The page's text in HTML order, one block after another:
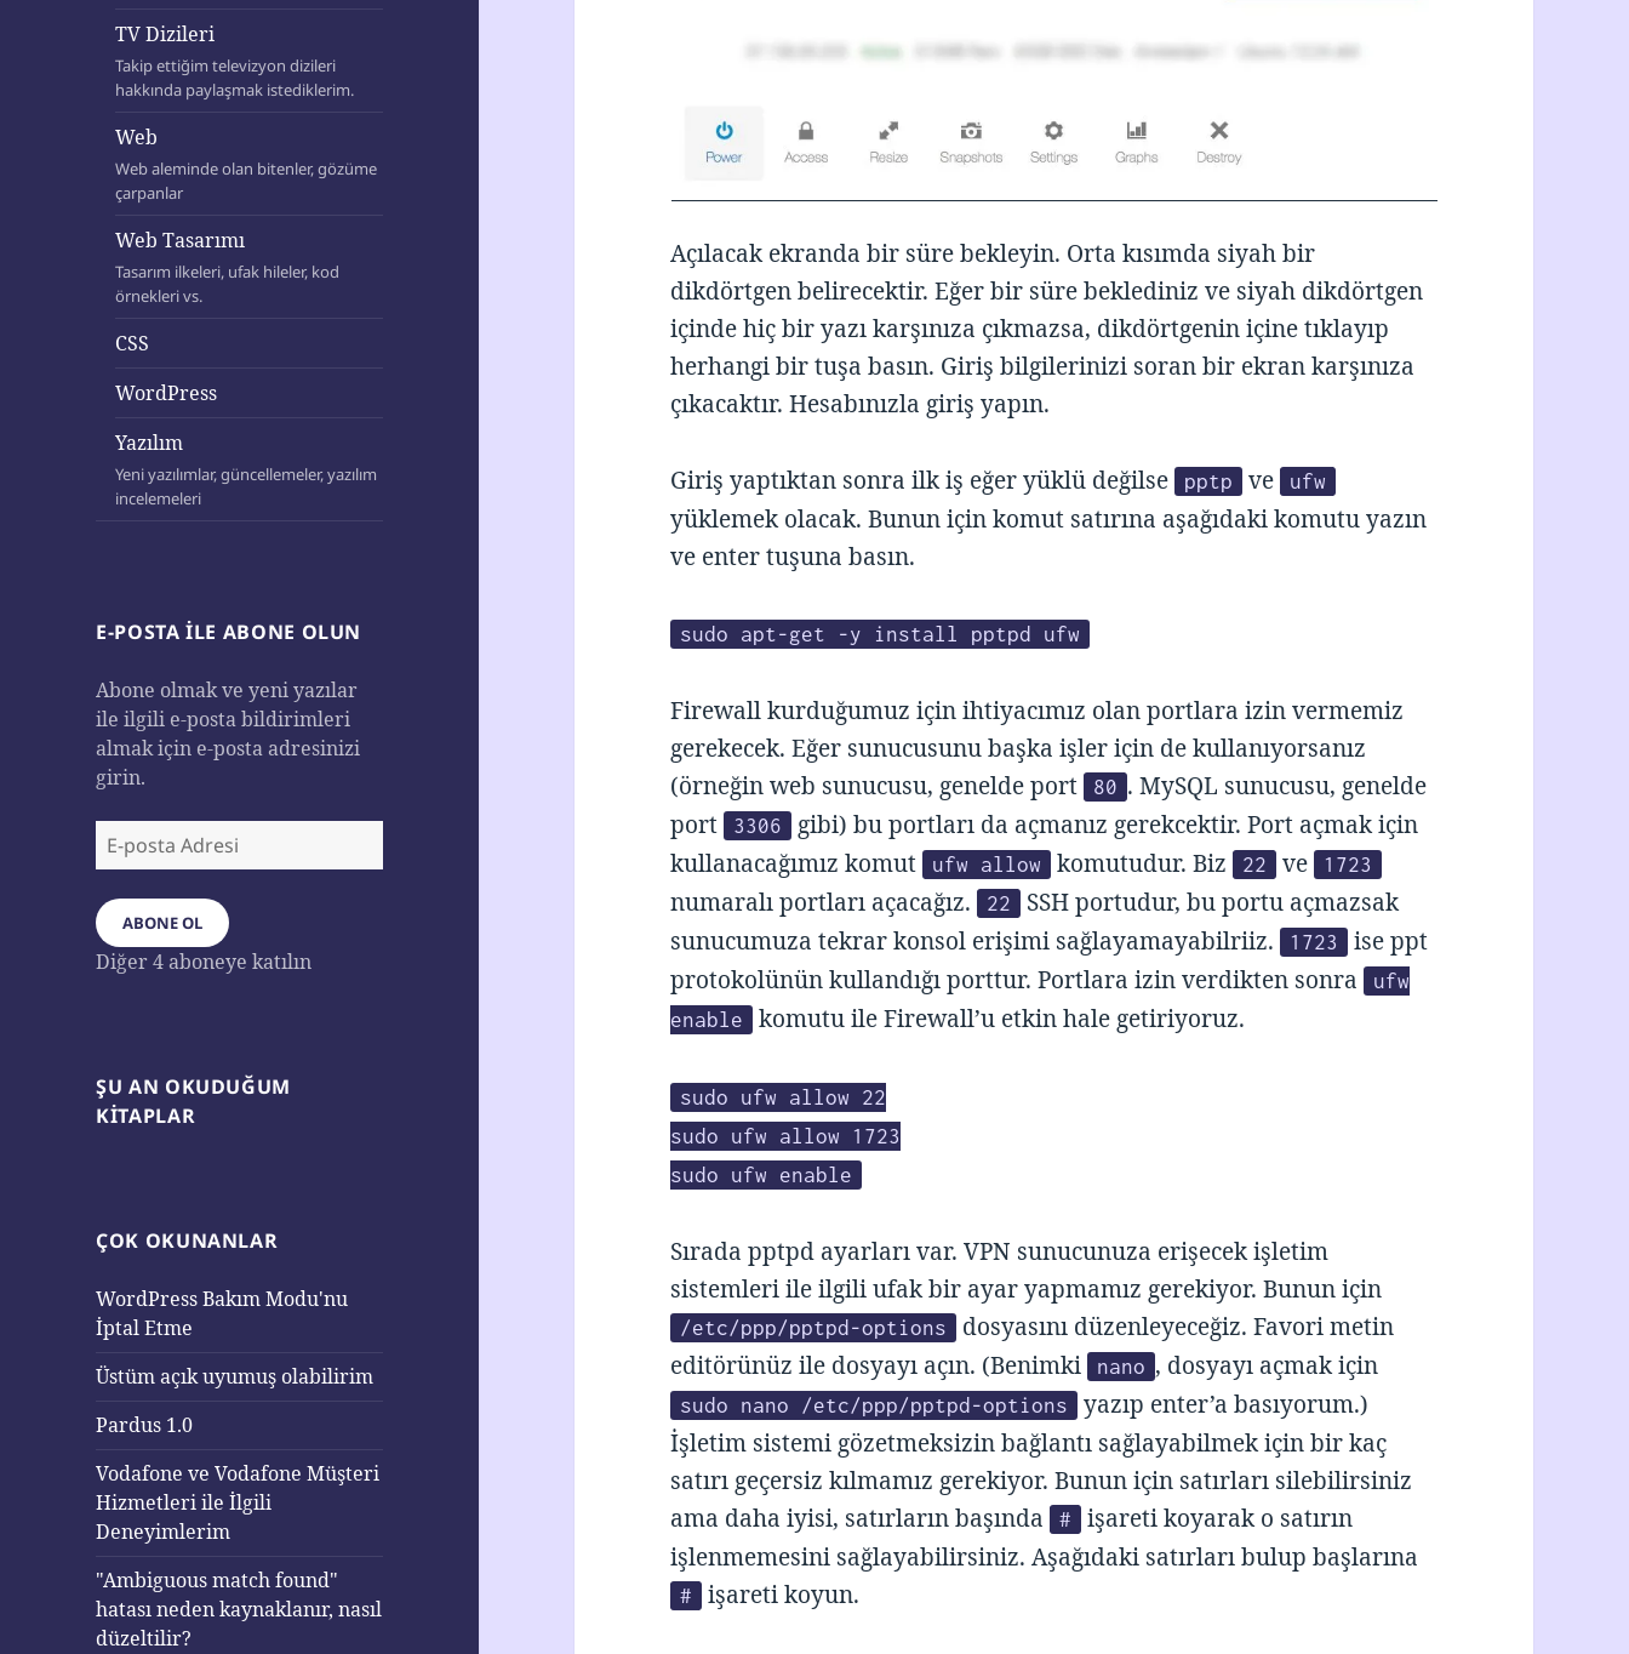
TV Dizileri
Takip ettiğim televizyon dizileri
hakkında paylaşmak istediklerim.
Web
Web aleminde olan bitenler, gözüme
çarpanlar
Web Tasarımı
Tasarım ilkeleri, ufak hileler, kod
örnekleri vs.
CSS
WordPress
Yazılım
Yeni yazılımlar, güncellemeler, yazılım
incelemeleri
E-POSTA ILE ABONE OLUN
Abone olmak ve yeni yazılar
ile ilgili e-posta bildirimleri
almak için e-posta adresinizi
girin.
E-
posta
Adresi
ABONE OL
Diğer 4 aboneye katılın
ŞU AN OKUDUĞUM
KITAPLAR
ÇOK OKUNANLAR
WordPress Bakım Modu'nu
İptal Etme
Üstüm açık uyumuş olabilirim
Pardus 1.0
Vodafone ve Vodafone Müşteri
Hizmetleri ile İlgili
Deneyimlerim
"Ambiguous match found"
hatası neden kaynaklanır, nasıl
düzeltilir?
Açılacak ekranda bir süre bekleyin. Orta kısımda siyah bir
dikdörtgen belirecektir. Eğer bir süre beklediniz ve siyah dikdörtgen
içinde hiç bir yazı karşınıza çıkmazsa, dikdörtgenin içine tıklayıp
herhangi bir tuşa basın. Giriş bilgilerinizi soran bir ekran karşınıza
çıkacaktır. Hesabınızla giriş yapın.
Giriş yaptıktan sonra ilk iş eğer yüklü değilse pptp ve ufw
yüklemek olacak. Bunun için komut satırına aşağıdaki komutu yazın
ve enter tuşuna basın.
sudo apt-get -y install pptpd ufw
Firewall kurduğumuz için ihtiyacımız olan portlara izin vermemiz
gerekecek. Eğer sunucusunu başka işler için de kullanıyorsanız
(örneğin web sunucusu, genelde port 80 . MySQL sunucusu, genelde
port 3306
gibi) bu portları da açmanız gerekcektir. Port açmak için
kullanacağımız komut ufw allow komutudur. Biz 22 ve 1723
numaralı portları açacağız. 22
SSH portudur, bu portu açmazsak
sunucumuza tekrar konsol erişimi sağlayamayabilriiz. 1723
ise ppt
protokolünün kullandığı porttur. Portlara izin verdikten sonra ufw
enable
komutu ile Firewall’u etkin hale getiriyoruz.
sudo ufw allow 22
sudo ufw allow 1723
sudo ufw enable
Sırada pptpd ayarları var. VPN sunucunuza erişecek işletim
sistemleri ile ilgili ufak bir ayar yapmamız gerekiyor. Bunun için
/etc/ppp/pptpd-options
dosyasını düzenleyeceğiz. Favori metin
editörünüz ile dosyayı açın. (Benimki nano , dosyayı açmak için
sudo nano /etc/ppp/pptpd-options
yazıp enter’a basıyorum.)
İşletim sistemi gözetmeksizin bağlantı sağlayabilmek için bir kaç
satırı geçersiz kılmamız gerekiyor. Bunun için satırları silebilirsiniz
ama daha iyisi, satırların başında #
işareti koyarak o satırın
işlenmemesini sağlayabilirsiniz. Aşağıdaki satırları bulup başlarına
# işareti koyun.